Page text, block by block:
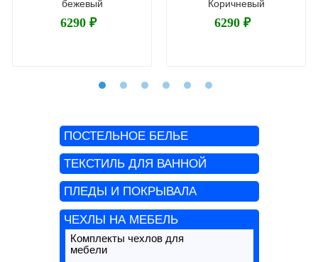
ПОСТЕЛЬНОЕ БЕЛЬЕ
ТЕКСТИЛЬ ДЛЯ ВАННОЙ
ПЛЕДЫ И ПОКРЫВАЛА
ЧЕХЛЫ НА МЕБЕЛЬ
Комплекты чехлов для
мебели
бежевый
6290 ₽
Коричневый
6290 ₽